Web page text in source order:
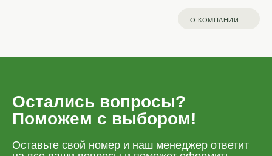
О КОМПАНИИ
Остались вопросы?
Поможем с выбором!
Оставьте свой номер и наш менеджер ответит